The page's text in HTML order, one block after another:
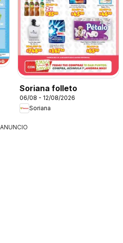
Soriana folleto
06/08 - 12/08/2026
Soriana
ANUNCIO